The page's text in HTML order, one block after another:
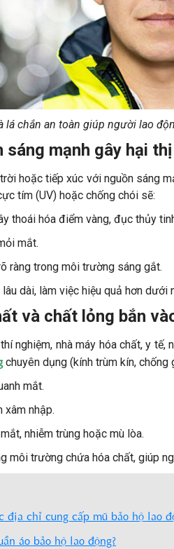
lá chắn an toàn giúp người lao
sáng mạnh gây hại
hoặc tiếp xúc với nguồn sáng
tím (UV) hoặc chống chói sẽ:
thoái hóa điểm vàng, đục thủy
mắt.
ràng trong môi trường sáng gắt.
dài, làm việc hiệu quả hơn dưới
và chất lỏng bắn
nghiệm, nhà máy hóa chất, y
chuyên dụng (kính trùm kín, chống
mắt.
xâm nhập.
nhiễm trùng hoặc mù lòa.
môi trường chứa hóa chất, giúp
địa chỉ cung cấp mũ bảo hộ lao
áo bảo hộ lao động?